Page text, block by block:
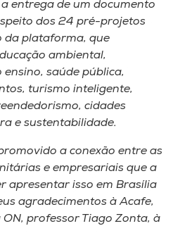
entrega de um documento
dos 24 pré-projetos
da plataforma, que
ambiental,
saúde pública,
turismo inteligente,
cidades
e sustentabilidade.
a conexão entre as
e empresariais que a
apresentar isso em Brasília
agradecimentos à Acafe,
professor Tiago Zonta, à